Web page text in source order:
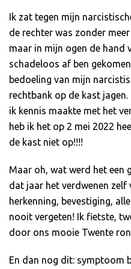
Ik zat tegen mijn
de rechter was zonder
maar in mijn ogen de hand
schadeloos af ben
bedoeling van mijn
rechtbank op de kast
ik kennis maakte met het
heb ik het op 2 mei 2022
de kast niet op!!!!
Maar oh, wat werd het een
dat jaar het verdwenen zelf
herkenning, bevestiging,
nooit vergeten! Ik fietste,
door ons mooie Twente
En dan nog dit: symptoom